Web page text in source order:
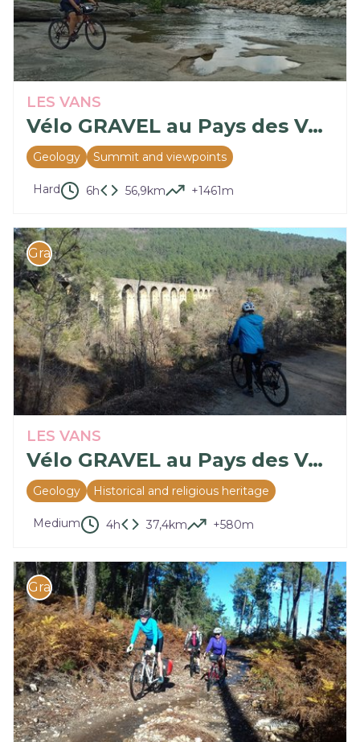
LES VANS
Vélo GRAVEL au Pays des Vans : Les Trois Vallées - circuit n°3
Geology Summit and viewpoints
Hard 6h 56,9km +1461m
Gravel bike
LES VANS
Vélo GRAVEL au Pays des Vans : Les vestiges miniers – circuit n°1
Geology Historical and religious heritage
Medium 4h 37,4km +580m
Gravel bike